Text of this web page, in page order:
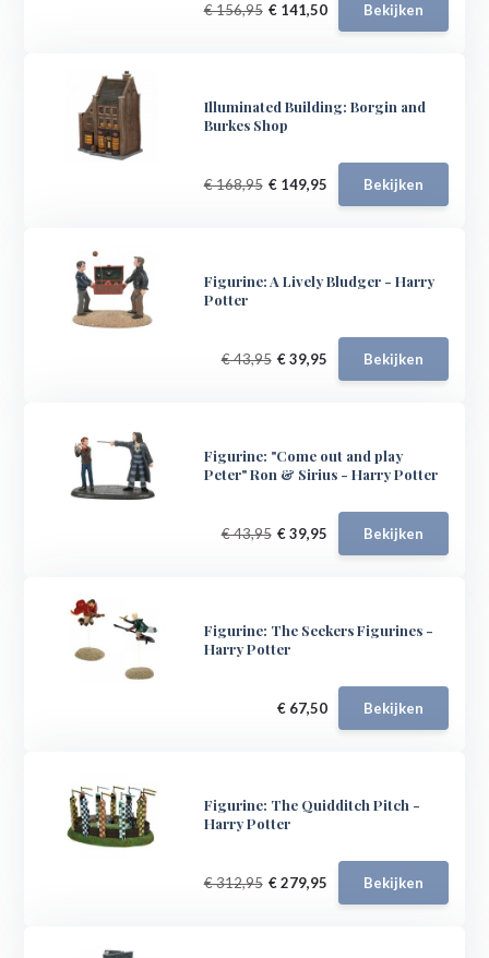
€ 156,95 € 141,50 Bekijken
Illuminated Building: Borgin and
Burkes Shop
€ 168,95 € 149,95 Bekijken
Figurine: A Lively Bludger - Harry
Potter
€ 43,95 € 39,95 Bekijken
Figurine: "Come out and play
Peter" Ron & Sirius - Harry Potter
€ 43,95 € 39,95 Bekijken
Figurine: The Seekers Figurines -
Harry Potter
€ 67,50 Bekijken
Figurine: The Quidditch Pitch -
Harry Potter
€ 312,95 € 279,95 Bekijken